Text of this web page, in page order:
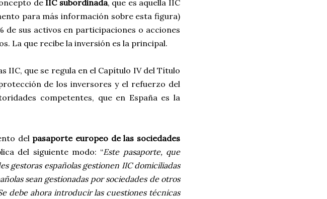
de IIC subordinada, que es aquella IIC
para más información sobre esta figura)
de sus activos en participaciones o acciones
La que recibe la inversión es la principal.
IIC, que se regula en el Capítulo IV del Título
de los inversores y el refuerzo del
competentes, que en España es la
del pasaporte europeo de las sociedades
del siguiente modo: “Este pasaporte, que
gestoras españolas gestionen IIC domiciliadas
sean gestionadas por sociedades de otros
debe ahora introducir las cuestiones técnicas